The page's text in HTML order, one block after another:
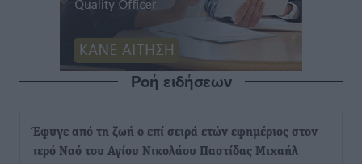
Ροή ειδήσεων
Έφυγε από τη ζωή ο επί σειρά ετών εφημέριος στον
ιερό Ναό του Αγίου Νικολάου Παστίδας Μιχαήλ